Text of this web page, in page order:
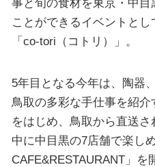
ことができるイベントと
「co-tori（コトリ）」。
5年目となる今年は、陶器
鳥取の多彩な手仕事を紹
をはじめ、鳥取から直送
中に中目黒の7店舗で楽し
CAFE&RESTAURANT」